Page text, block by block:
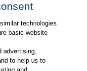
technologies
basic website
advertising,
to help us to